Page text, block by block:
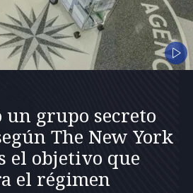
un grupo secreto
The New York
el objetivo que
el régimen